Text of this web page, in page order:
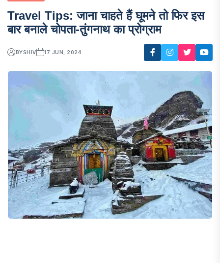
Travel Tips: जाना चाहते हैं घूमने तो फिर इस
बार बनाले चोपता-तुंगनाथ का प्रोग्राम
BYSHIV 17 JUN, 2024